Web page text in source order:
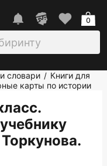
0
словари / Книги для
карты по истории